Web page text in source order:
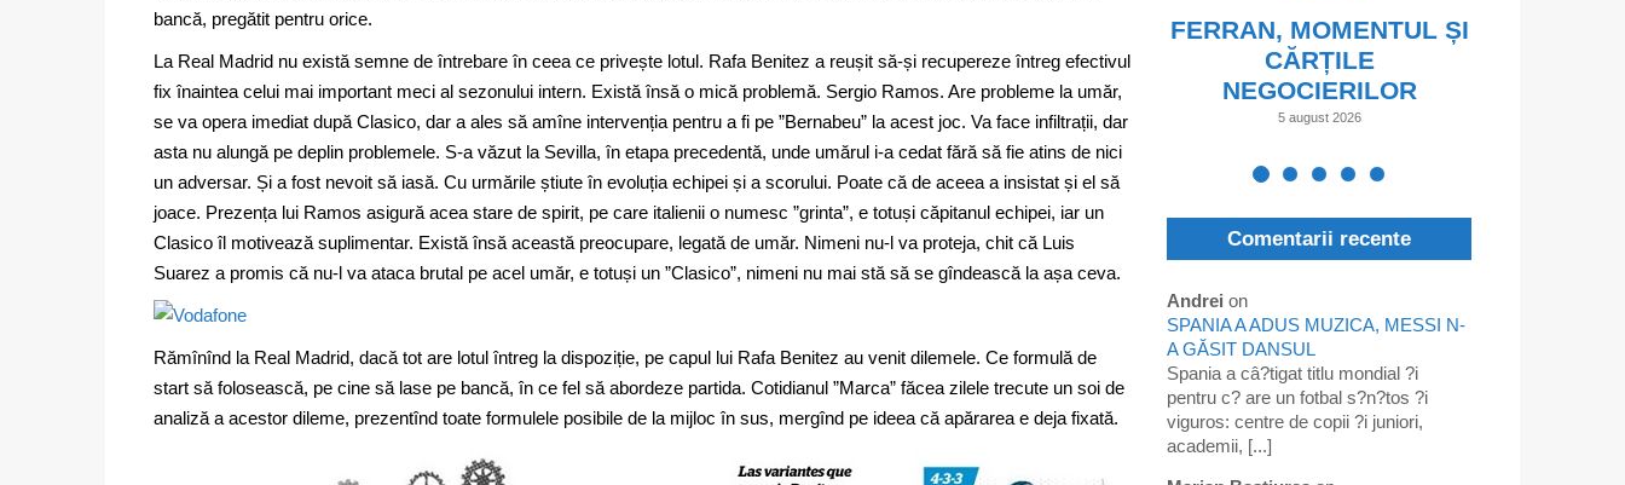
bancă, pregătit pentru orice.
La Real Madrid nu există semne de întrebare în ceea ce privește lotul. Rafa Benitez a reușit să-și recupereze întreg efectivul
fix înaintea celui mai important meci al sezonului intern. Există însă o mică problemă. Sergio Ramos. Are probleme la umăr,
se va opera imediat după Clasico, dar a ales să amîne intervenția pentru a fi pe ”Bernabeu” la acest joc. Va face infiltrații, dar
asta nu alungă pe deplin problemele. S-a văzut la Sevilla, în etapa precedentă, unde umărul i-a cedat fără să fie atins de nici
un adversar. Și a fost nevoit să iasă. Cu urmările știute în evoluția echipei și a scorului. Poate că de aceea a insistat și el să
joace. Prezența lui Ramos asigură acea stare de spirit, pe care italienii o numesc ”grinta”, e totuși căpitanul echipei, iar un
Clasico îl motivează suplimentar. Există însă această preocupare, legată de umăr. Nimeni nu-l va proteja, chit că Luis
Suarez a promis că nu-l va ataca brutal pe acel umăr, e totuși un ”Clasico”, nimeni nu mai stă să se gîndească la așa ceva.
Rămînînd la Real Madrid, dacă tot are lotul întreg la dispoziție, pe capul lui Rafa Benitez au venit dilemele. Ce formulă de
start să folosească, pe cine să lase pe bancă, în ce fel să abordeze partida. Cotidianul ”Marca” făcea zilele trecute un soi de
analiză a acestor dileme, prezentînd toate formulele posibile de la mijloc în sus, mergînd pe ideea că apărarea e deja fixată.
FERRAN, MOMENTUL ȘI
CĂRȚILE
NEGOCIERILOR
5 august 2026
Comentarii recente
Andrei on
SPANIA A ADUS MUZICA, MESSI N-
A GĂSIT DANSUL
Spania a câ?tigat titlu mondial ?i
pentru c? are un fotbal s?n?tos ?i
viguros: centre de copii ?i juniori,
academii, [...]